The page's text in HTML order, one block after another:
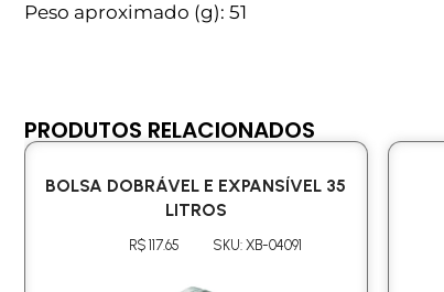
Peso aproximado (g): 51
PRODUTOS RELACIONADOS
BOLSA DOBRÁVEL E EXPANSÍVEL 35
LITROS
R$ 117.65 SKU: XB-04091